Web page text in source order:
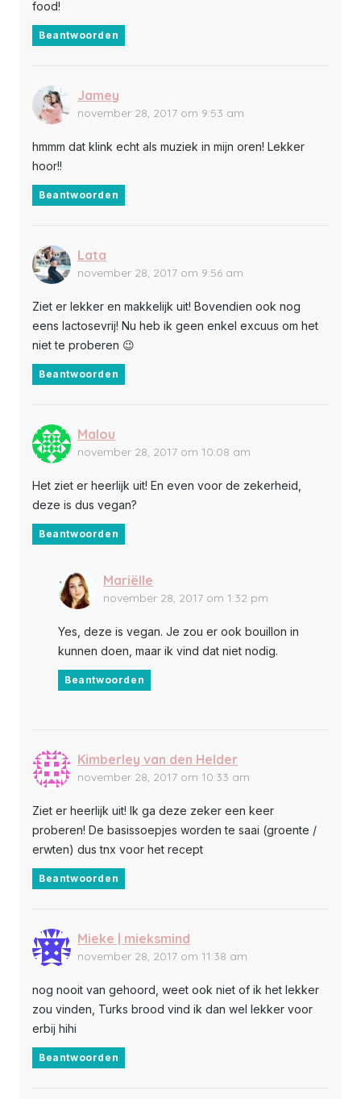
food!
Beantwoorden
Jamey
november 28, 2017 om 9:53 am
hmmm dat klink echt als muziek in mijn oren! Lekker
hoor!!
Beantwoorden
Lata
november 28, 2017 om 9:56 am
Ziet er lekker en makkelijk uit! Bovendien ook nog
eens lactosevrij! Nu heb ik geen enkel excuus om het
niet te proberen 😉
Beantwoorden
Malou
november 28, 2017 om 10:08 am
Het ziet er heerlijk uit! En even voor de zekerheid,
deze is dus vegan?
Beantwoorden
Mariëlle
november 28, 2017 om 1:32 pm
Yes, deze is vegan. Je zou er ook bouillon in
kunnen doen, maar ik vind dat niet nodig.
Beantwoorden
Kimberley van den Helder
november 28, 2017 om 10:33 am
Ziet er heerlijk uit! Ik ga deze zeker een keer
proberen! De basissoepjes worden te saai (groente /
erwten) dus tnx voor het recept
Beantwoorden
Mieke | mieksmind
november 28, 2017 om 11:38 am
nog nooit van gehoord, weet ook niet of ik het lekker
zou vinden, Turks brood vind ik dan wel lekker voor
erbij hihi
Beantwoorden